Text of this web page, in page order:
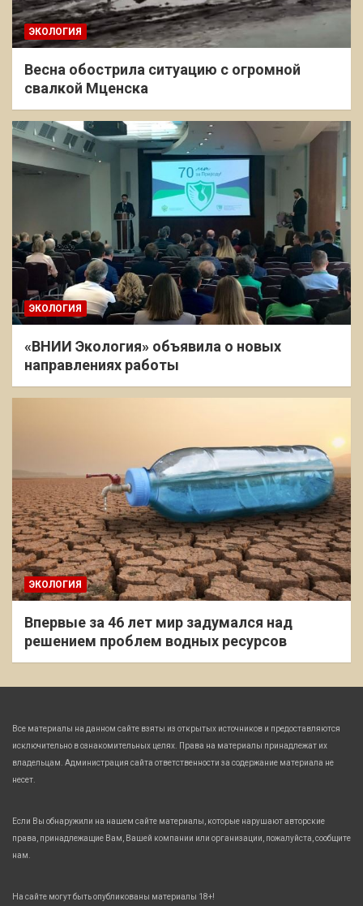
ЭКОЛОГИЯ
Весна обострила ситуацию с огромной
свалкой Мценска
ЭКОЛОГИЯ
«ВНИИ Экология» объявила о новых
направлениях работы
ЭКОЛОГИЯ
Впервые за 46 лет мир задумался над
решением проблем водных ресурсов
Все материалы на данном сайте взяты из открытых источников и предоставляются
исключительно в ознакомительных целях. Права на материалы принадлежат их
владельцам. Администрация сайта ответственности за содержание материала не
несет.
Если Вы обнаружили на нашем сайте материалы, которые нарушают авторские
права, принадлежащие Вам, Вашей компании или организации, пожалуйста, сообщите
нам.
На сайте могут быть опубликованы материалы 18+!